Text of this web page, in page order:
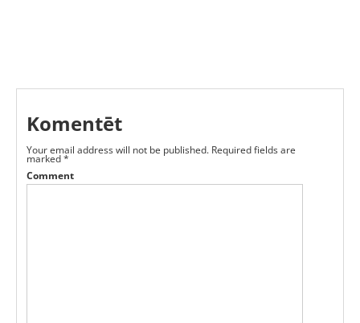
Komentēt
Your email address will not be published. Required fields are
marked*
Comment